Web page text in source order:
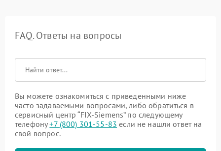
FAQ. Ответы на вопросы
Вы можете ознакомиться с приведенными ниже
часто задаваемыми вопросами, либо обратиться в
сервисный центр “FIX-Siemens” по следующему
телефону+7 (800) 301-55-83 если не нашли ответ на
свой вопрос.